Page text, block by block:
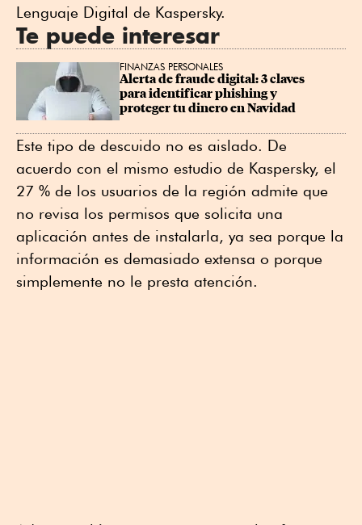
Lenguaje Digital de Kaspersky.
Te puede interesar
FINANZAS PERSONALES
Alerta de fraude digital: 3 claves
para identificar phishing y
proteger tu dinero en Navidad
Este tipo de descuido no es aislado. De
acuerdo con el mismo estudio de Kaspersky, el
27 % de los usuarios de la región admite que
no revisa los permisos que solicita una
aplicación antes de instalarla, ya sea porque la
información es demasiado extensa o porque
simplemente no le presta atención.